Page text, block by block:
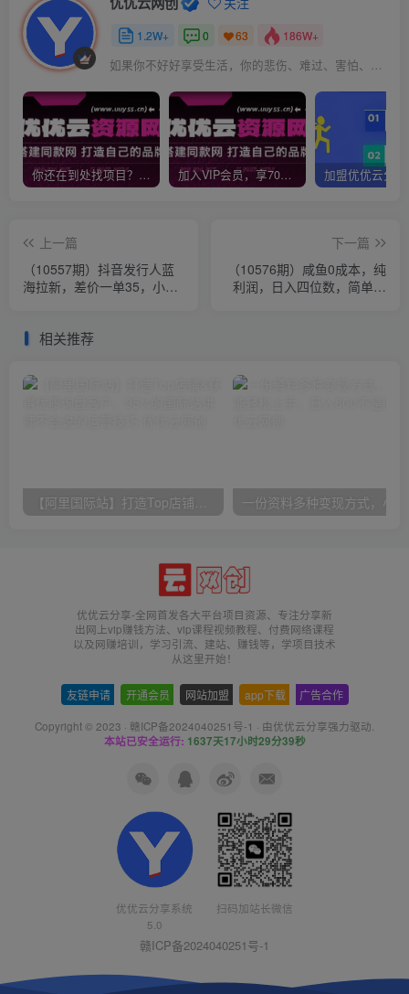
1.2W+ 0 63 186W+
如果你不好好享受生活，你的悲伤、难过、害怕、羞愧和内疚会代替你享受
你还在到处找项目？还在当韭菜？我靠网创资源站一个月收入5万+，曾经我也是个失败者。 加入VIP会员，享70%的推广提成，免费学习多种网上创业课程，菜鸟秒变大神！
上一篇
（10557期）抖音发行人蓝
海拉新，差价一单35，小白
下一篇
（10576期）咸鱼0成本，纯
利润，日入四位数，简单无
相关推荐
【阿里国际站】打造Top店铺&获得优质询盘客户，​95%的国际站讲师不会说的运营技巧
优优云分享-全网首发各大平台项目资源、专注分享新
出网上vip赚钱方法、vip课程视频教程、付费网络课程
以及网赚培训，学习引流、建站、赚钱等，学项目技术
从这里开始！
友链申请 开通会员 网站加盟 app下载 广告合作
Copyright © 2023 · 赣ICP备2024040251号-1 · 由优优云分享强力驱动.
本站已安全运行: 1637天17小时29分39秒
优优云分享系统
5.0
扫码加站长微信
赣ICP备2024040251号-1